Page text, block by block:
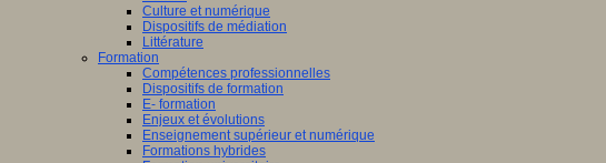
Culture et numérique
Dispositifs de médiation
Littérature
Formation
Compétences professionnelles
Dispositifs de formation
E- formation
Enjeux et évolutions
Enseignement supérieur et numérique
Formations hybrides